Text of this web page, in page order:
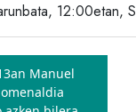
12:00etan,
Manuel